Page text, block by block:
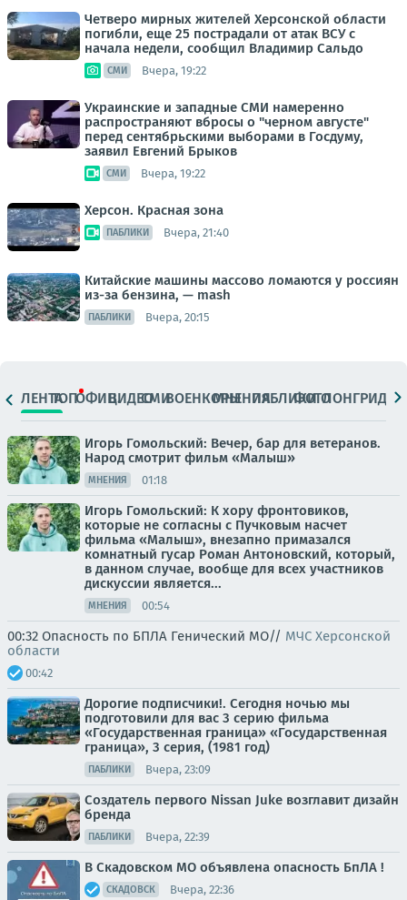
Четверо мирных жителей Херсонской области
погибли, еще 25 пострадали от атак ВСУ с
начала недели, сообщил Владимир Сальдо
СМИ Вчера, 19:22
Украинские и западные СМИ намеренно
распространяют вбросы о "черном августе"
перед сентябрьскими выборами в Госдуму,
заявил Евгений Брыков
СМИ Вчера, 19:22
Херсон. Красная зона
ПАБЛИКИ Вчера, 21:40
Китайские машины массово ломаются у россиян
из-за бензина, — mash
ПАБЛИКИ Вчера, 20:15
ЛЕНТАТОПОФИЦ.ВИДЕОСМИВОЕНКОРЫМНЕНИЯПАБЛИКИ
ФОТОЛОНГРИДЫ
Игорь Гомольский: Вечер, бар для ветеранов.
Народ смотрит фильм «Малыш»
МНЕНИЯ 01:18
Игорь Гомольский: К хору фронтовиков,
которые не согласны с Пучковым насчет
фильма «Малыш», внезапно примазался
комнатный гусар Роман Антоновский, который,
в данном случае, вообще для всех участников
дискуссии является...
МНЕНИЯ 00:54
00:32 Опасность по БПЛА Генический МО// МЧС Херсонской
области
00:42
Дорогие подписчики!. Сегодня ночью мы
подготовили для вас 3 серию фильма
«Государственная граница» «Государственная
граница», 3 серия, (1981 год)
ПАБЛИКИ Вчера, 23:09
Создатель первого Nissan Juke возглавит дизайн
бренда
ПАБЛИКИ Вчера, 22:39
В Скадовском МО объявлена опасность БпЛА !
СКАДОВСК Вчера, 22:36